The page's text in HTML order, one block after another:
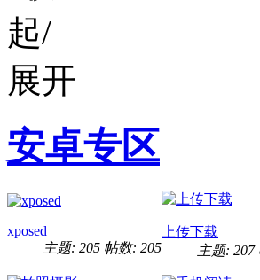
安卓专区
xposed
主题: 205 帖数: 205
上传下载
主题: 207